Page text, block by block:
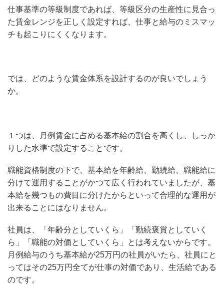
仕事基準の等級制度であれば、等級区分の生産性に見合っ
た賃金レンジを正しく設定すれば、仕事と給与のミスマッ
チも起こりにくくなります。
では、どのような賃金体系を設計するのが良いでしょう
か。
１つは、月例賃金に占める基本給の割合を高くし、しっか
りした水準で設定することです。
職能資格制度の下で、基本給を年齢給、勤続給、職能給に
分けて運用することがかつて広く行われていましたが、基
本給を幾つもの費目に分けたからといって合理的な運用が
出来ることにはなりません。
社員は、「年齢分としていくら」「勤続褒賞としていく
ら」「職能の対価としていくら」とは考えないからです。
月例給与のうち基本給が25万円の社員がいたら、社員にと
ってはその25万円全てが仕事の対価であり、生活給である
のです。